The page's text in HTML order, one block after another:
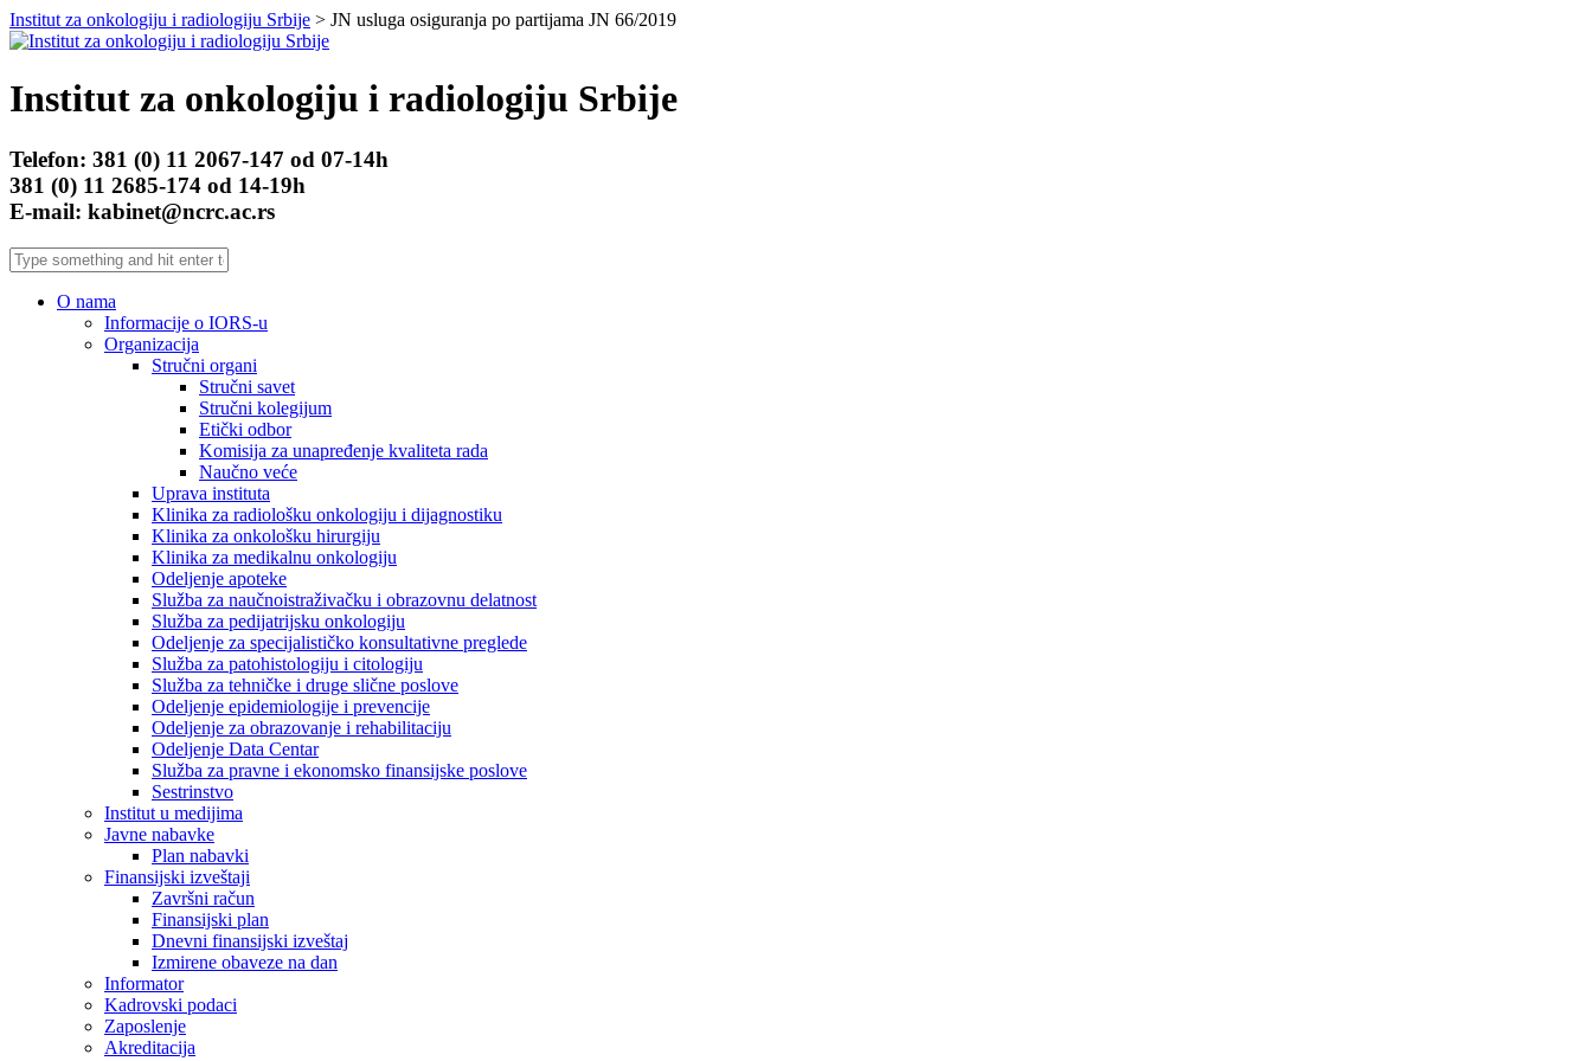
Institut za onkologiju i radiologiju Srbije > JN usluga osiguranja po partijama JN 66/2019
Institut za onkologiju i radiologiju Srbije
Telefon: 381 (0) 11 2067-147 od 07-14h
381 (0) 11 2685-174 od 14-19h
E-mail: kabinet@ncrc.ac.rs
O nama
Informacije o IORS-u
Organizacija
Stručni organi
Stručni savet
Stručni kolegijum
Etički odbor
Komisija za unapređenje kvaliteta rada
Naučno veće
Uprava instituta
Klinika za radiološku onkologiju i dijagnostiku
Klinika za onkološku hirurgiju
Klinika za medikalnu onkologiju
Odeljenje apoteke
Služba za naučnoistraživačku i obrazovnu delatnost
Služba za pedijatrijsku onkologiju
Odeljenje za specijalističko konsultativne preglede
Služba za patohistologiju i citologiju
Služba za tehničke i druge slične poslove
Odeljenje epidemiologije i prevencije
Odeljenje za obrazovanje i rehabilitaciju
Odeljenje Data Centar
Služba za pravne i ekonomsko finansijske poslove
Sestrinstvo
Institut u medijima
Javne nabavke
Plan nabavki
Finansijski izveštaji
Završni račun
Finansijski plan
Dnevni finansijski izveštaj
Izmirene obaveze na dan
Informator
Kadrovski podaci
Zaposlenje
Akreditacija